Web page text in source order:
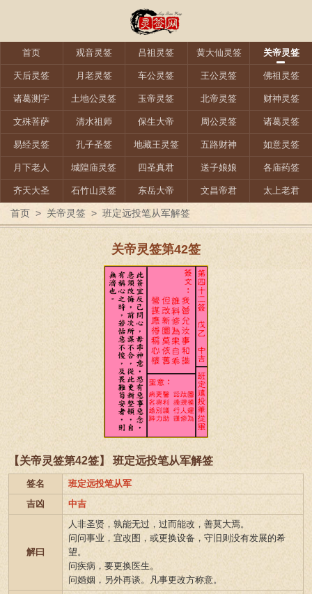
首页 观音灵签 吕祖灵签 黄大仙灵签 关帝灵签
天后灵签 月老灵签 车公灵签 王公灵签 佛祖灵签
诸葛测字 土地公灵签 玉帝灵签 北帝灵签 财神灵签
文殊菩萨 清水祖师 保生大帝 周公灵签 诸葛灵签
易经灵签 孔子圣签 地藏王灵签 五路财神 如意灵签
月下老人 城隍庙灵签 四圣真君 送子娘娘 各庙药签
齐天大圣 石竹山灵签 东岳大帝 文昌帝君 太上老君
首页 > 关帝灵签 > 班定远投笔从军解签
关帝灵签第42签
【关帝灵签第42签】 班定远投笔从军解签
签名
班定远投笔从军
吉凶
中吉
解曰
人非圣贤，孰能无过，过而能改，善莫大焉。
问问事业，宜改图，或更换设备，守旧则没有发展的希
望。
问疾病，要更换医生。
问婚姻，另外再谈。凡事更改方称意。